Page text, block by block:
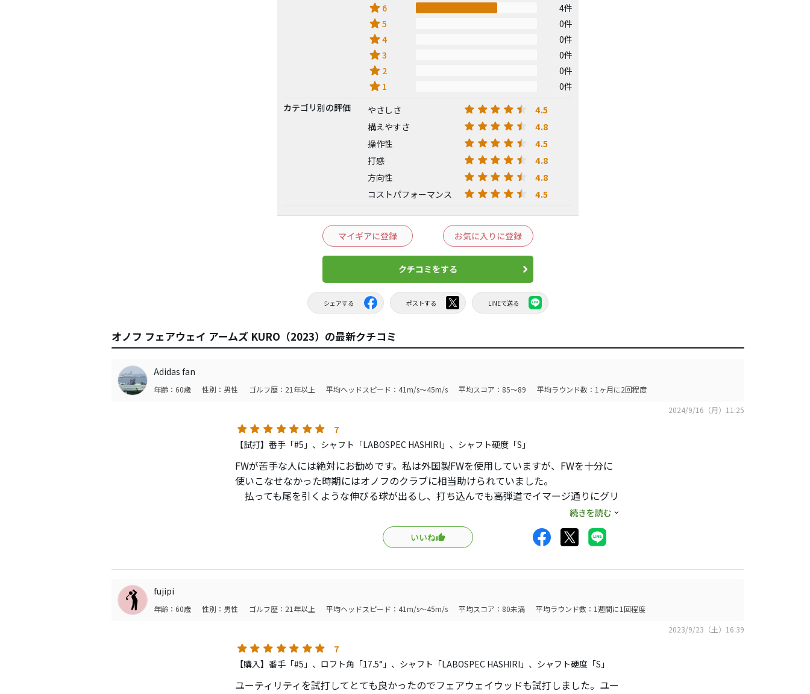
star 6 4件
star5 0件
star4 0件
star3 0件
star 2 0件
star 1
0件
カテゴリ別の評価
やさしさ 4.5
構えやすさ 4.8
操作性 4.5
打感 4.8
方向性 4.8
コストパフォーマンス 4.5
マイギアに登録 お気に入りに登録
クチコミをする
シェアする ポストする LINEで送る
オノフ フェアウェイ アームズ KURO（2023）の最新クチコミ
Adidas fan
年齢：60歳 性別：男性 ゴルフ歴：21年以上 平均ヘッドスピード：41m/s～45m/s 平均スコア：85～89
平均ラウンド数：1ヶ月に2回程度
2024/9/16（月）11:25
7
【試打】番手「#5」、シャフト「LABOSPEC HASHIRI」、シャフト硬度「S」
FWが苦手な人には絶対にお勧めです。私は外国製FWを使用していますが、FWを十分に
使いこなせなかった時期にはオノフのクラブに相当助けられていました。
払っても尾を引くような伸びる球が出るし、打ち込んでも高弾道でイマージ通りにグリ
ーンを目指して転がって行ってくれます。外国製FWのような気まぐれな球が出たり、一
発の代償に不安定さを感じさせません。このクラブ（赤の方がより簡単ですが）で自信を
深めてから外国製に移行するステップアップにもお勧めです。
FWを躊躇している100切りを安定して目指す人にはこれが良いですよって大きな声で教
続きを読む
いいね
fujipi
年齢：60歳 性別：男性 ゴルフ歴：21年以上 平均ヘッドスピード：41m/s～45m/s 平均スコア：80未満
平均ラウンド数：1週間に1回程度
2023/9/23（土）16:39
7
【購入】番手「#5」、ロフト角「17.5°」、シャフト「LABOSPEC HASHIRI」、シャフト硬度「S」
ユーティリティを試打してとても良かったのでフェアウェイウッドも試打しました。ユー